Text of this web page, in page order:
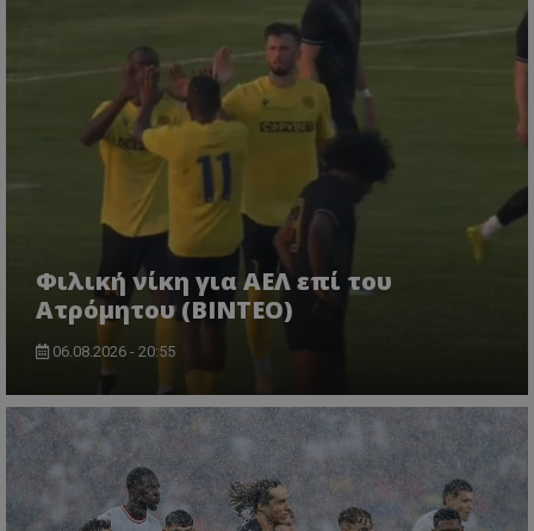
Φιλική νίκη για ΑΕΛ επί του
Ατρόμητου (BINTEO)
06.08.2026 - 20:55